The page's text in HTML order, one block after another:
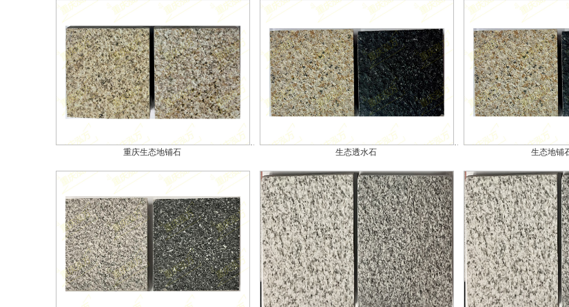
重庆生态地铺石 生态透水石 生态地铺